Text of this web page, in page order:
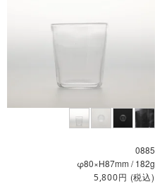
0885
φ80×H87mm / 182g
5,800円 (税込)